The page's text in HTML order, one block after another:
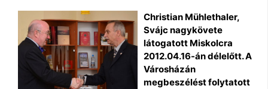
Christian Mühlethaler,
Svájc nagykövete
látogatott Miskolcra
2012.04.16-án délelőtt. A
Városházán
megbeszélést folytatott